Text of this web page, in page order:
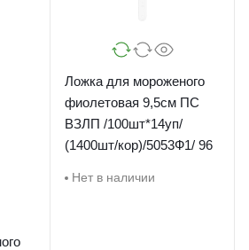
Ложка для мороженого
фиолетовая 9,5см ПС
ВЗЛП /100шт*14уп/
(1400шт/кор)/5053Ф1/ 96
Нет в наличии